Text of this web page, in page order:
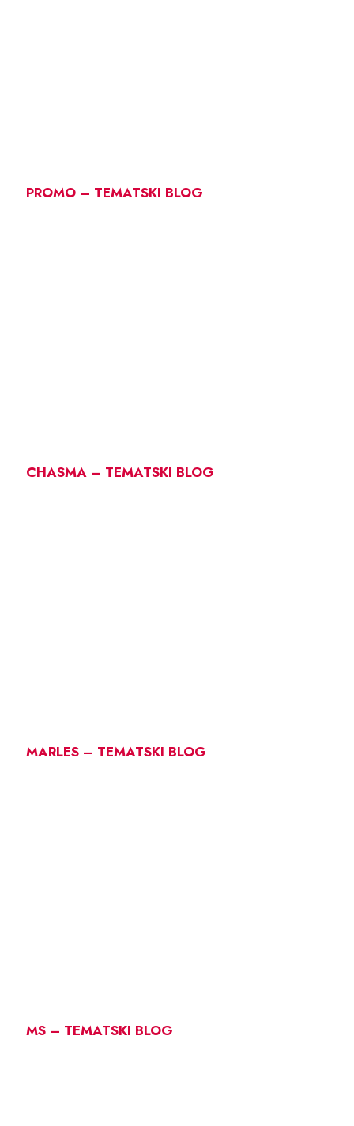
PROMO – TEMATSKI BLOG
CHASMA – TEMATSKI BLOG
MARLES – TEMATSKI BLOG
MS – TEMATSKI BLOG